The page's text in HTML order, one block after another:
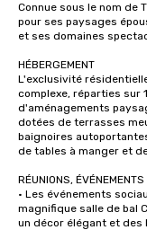
Connue sous le nom de
pour ses paysages
et ses domaines
HÉBERGEMENT
L'exclusivité
complexe, réparties sur
d'aménagements
dotées de terrasses
baignoires
de tables à manger et
RÉUNIONS,
· Les événements
magnifique salle de bal
un décor élégant et